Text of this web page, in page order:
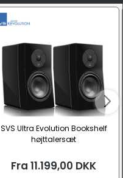
SVS Ultra Evolution Bookshelf
højttalersæt
Fra 11.199,00 DKK